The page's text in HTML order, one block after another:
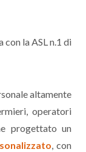
la ASL n.1 di
altamente
operatori
progettato un
, con